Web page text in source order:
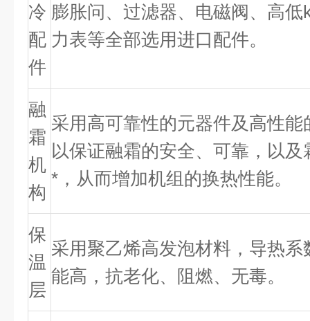
冷
配
件
膨胀问、过滤器、电磁阀、高低
力表等全部选用进口配件。
融
霜
机
构
采用高可靠性的元器件及高性能
以保证融霜的安全、可靠，以及
*，从而增加机组的换热性能。
保
温
层
采用聚乙烯高发泡材料，导热系
能高，抗老化、阻燃、无毒。